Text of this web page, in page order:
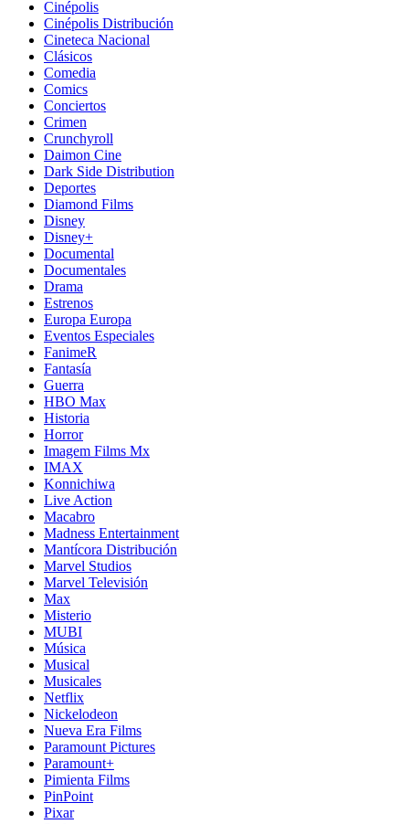
Cinépolis
Cinépolis Distribución
Cineteca Nacional
Clásicos
Comedia
Comics
Conciertos
Crimen
Crunchyroll
Daimon Cine
Dark Side Distribution
Deportes
Diamond Films
Disney
Disney+
Documental
Documentales
Drama
Estrenos
Europa Europa
Eventos Especiales
FanimeR
Fantasía
Guerra
HBO Max
Historia
Horror
Imagem Films Mx
IMAX
Konnichiwa
Live Action
Macabro
Madness Entertainment
Mantícora Distribución
Marvel Studios
Marvel Televisión
Max
Misterio
MUBI
Música
Musical
Musicales
Netflix
Nickelodeon
Nueva Era Films
Paramount Pictures
Paramount+
Pimienta Films
PinPoint
Pixar